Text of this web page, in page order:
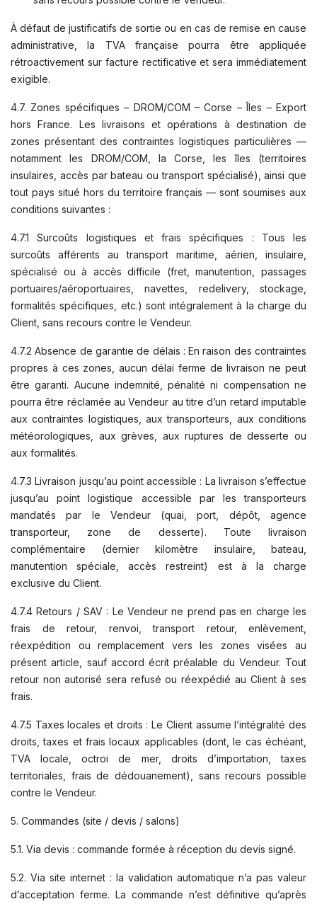
À défaut de justificatifs de sortie ou en cas de remise en cause
administrative, la TVA française pourra être appliquée
rétroactivement sur facture rectificative et sera immédiatement
exigible.
4.7. Zones spécifiques – DROM/COM – Corse – Îles – Export
hors France. Les livraisons et opérations à destination de
zones présentant des contraintes logistiques particulières —
notamment les DROM/COM, la Corse, les îles (territoires
insulaires, accès par bateau ou transport spécialisé), ainsi que
tout pays situé hors du territoire français — sont soumises aux
conditions suivantes :
4.7.1 Surcoûts logistiques et frais spécifiques : Tous les
surcoûts afférents au transport maritime, aérien, insulaire,
spécialisé ou à accès difficile (fret, manutention, passages
portuaires/aéroportuaires, navettes, redelivery, stockage,
formalités spécifiques, etc.) sont intégralement à la charge du
Client, sans recours contre le Vendeur.
4.7.2 Absence de garantie de délais : En raison des contraintes
propres à ces zones, aucun délai ferme de livraison ne peut
être garanti. Aucune indemnité, pénalité ni compensation ne
pourra être réclamée au Vendeur au titre d’un retard imputable
aux contraintes logistiques, aux transporteurs, aux conditions
météorologiques, aux grèves, aux ruptures de desserte ou
aux formalités.
4.7.3 Livraison jusqu’au point accessible : La livraison s’effectue
jusqu’au point logistique accessible par les transporteurs
mandatés par le Vendeur (quai, port, dépôt, agence
transporteur, zone de desserte). Toute livraison
complémentaire (dernier kilomètre insulaire, bateau,
manutention spéciale, accès restreint) est à la charge
exclusive du Client.
4.7.4 Retours / SAV : Le Vendeur ne prend pas en charge les
frais de retour, renvoi, transport retour, enlèvement,
réexpédition ou remplacement vers les zones visées au
présent article, sauf accord écrit préalable du Vendeur. Tout
retour non autorisé sera refusé ou réexpédié au Client à ses
frais.
4.7.5 Taxes locales et droits : Le Client assume l’intégralité des
droits, taxes et frais locaux applicables (dont, le cas échéant,
TVA locale, octroi de mer, droits d’importation, taxes
territoriales, frais de dédouanement), sans recours possible
contre le Vendeur.
5. Commandes (site / devis / salons)
5.1. Via devis : commande formée à réception du devis signé.
5.2. Via site internet : la validation automatique n’a pas valeur
d’acceptation ferme. La commande n’est définitive qu’après